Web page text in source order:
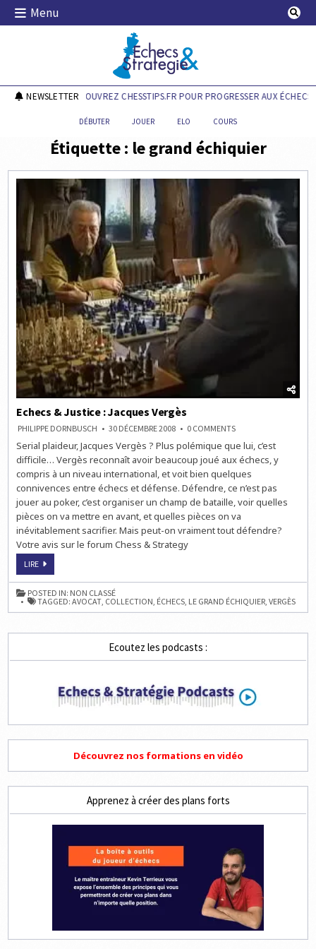
Skip
Menu
Echecs & Stratégie
NEWSLETTERDÉCOUVREZ CHESSTIPS.FR POUR PROGRESSER AUX ÉCHECS !
DÉBUTER JOUER ELO COURS
Étiquette : le grand échiquier
Echecs & Justice : Jacques Vergès
PHILIPPE DORNBUSCH 30 DÉCEMBRE 2008 0 COMMENTSON
&
JUSTICE
:
VERGÈS
Serial plaideur, Jacques Vergès ? Plus polémique que lui, c’est
difficile… Vergès reconnaît avoir beaucoup joué aux échecs, y
compris à un niveau international, et voit bien quelques
connivences entre échecs et défense. Défendre, ce n’est pas
jouer au poker, c’est organiser un champ de bataille, voir quelles
pièces on va mettre en avant, et quelles pièces on va
inévitablement sacrifier. Mais peut-on vraiment tout défendre?
Votre avis sur le forum Chess & Strategy
LIREECHECS
JUSTICE
:
JACQUES
VERGÈS
POSTED IN: NON CLASSÉ
TAGGED:AVOCAT COLLECTION ÉCHECS LE GRAND ÉCHIQUIER ,VERGÈS
Ecoutez les podcasts :
Découvrez nos formations en vidéo
Apprenez à créer des plans forts